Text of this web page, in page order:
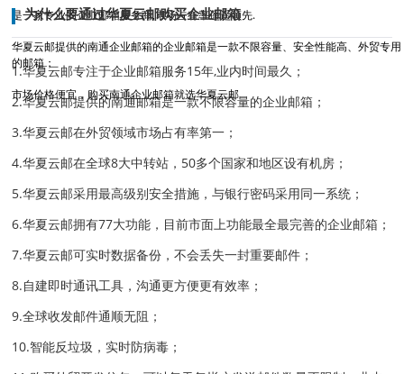
是一家专业的企业邮箱服务商,市场占有率遥遥领先.
华夏云邮提供的南通企业邮箱的企业邮箱是一款不限容量、安全性能高、外贸专用
的邮箱；
市场价格便宜，购买南通企业邮箱就选华夏云邮
为什么要通过华夏云邮购买企业邮箱
1.华夏云邮专注于企业邮箱服务15年,业内时间最久；
2.华夏云邮提供的南通邮箱是一款不限容量的企业邮箱；
3.华夏云邮在外贸领域市场占有率第一；
4.华夏云邮在全球8大中转站，50多个国家和地区设有机房；
5.华夏云邮采用最高级别安全措施，与银行密码采用同一系统；
6.华夏云邮拥有77大功能，目前市面上功能最全最完善的企业邮箱；
7.华夏云邮可实时数据备份，不会丢失一封重要邮件；
8.自建即时通讯工具，沟通更方便更有效率；
9.全球收发邮件通顺无阻；
10.智能反垃圾，实时防病毒；